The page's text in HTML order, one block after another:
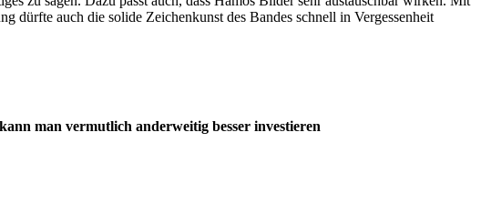
dürfte auch die solide Zeichenkunst des Bandes schnell in Vergessenheit
man vermutlich anderweitig besser investieren